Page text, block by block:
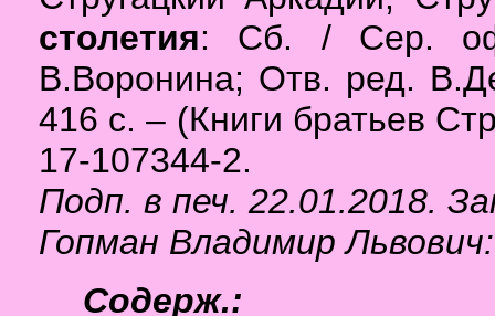
столетия: Сб. / Сер.
В.Воронина; Отв. ред.
416 с. – (Книги братьев
17-107344-2.
Подп. в печ. 22.01.2018.
Гопман Владимир
Содерж.: